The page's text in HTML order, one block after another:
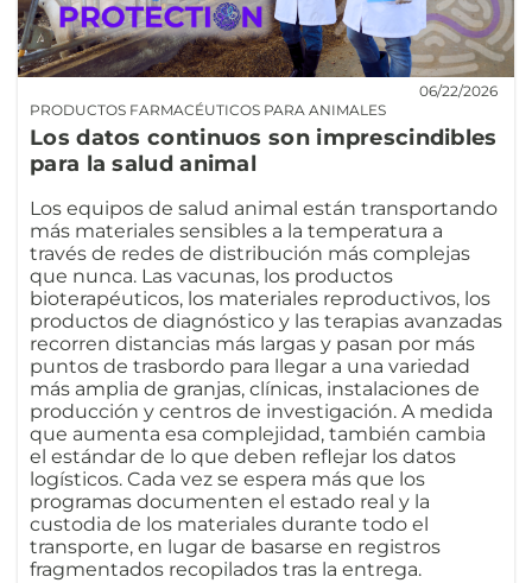
PRODUCTOS FARMACÉUTICOS PARA ANIMALES
06/22/2026
Los datos continuos son imprescindibles
para la salud animal
Los equipos de salud animal están transportando
más materiales sensibles a la temperatura a
través de redes de distribución más complejas
que nunca. Las vacunas, los productos
bioterapéuticos, los materiales reproductivos, los
productos de diagnóstico y las terapias avanzadas
recorren distancias más largas y pasan por más
puntos de trasbordo para llegar a una variedad
más amplia de granjas, clínicas, instalaciones de
producción y centros de investigación. A medida
que aumenta esa complejidad, también cambia
el estándar de lo que deben reflejar los datos
logísticos. Cada vez se espera más que los
programas documenten el estado real y la
custodia de los materiales durante todo el
transporte, en lugar de basarse en registros
fragmentados recopilados tras la entrega.